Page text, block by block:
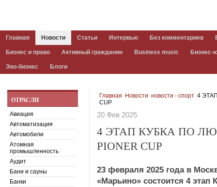
Главная Новости Статьи Интервью Без комментариев
Бизнес и право Активный гражданин Business music Бизнес-
Эко-бизнес Блоги
Главная Новости новости - спорт 4
CUP
20 Фев 2025
4 ЭТАП КУБКА ПО
PIONER CUP
23 февраля 2025 года в
«Марьино» состоится 4
ОТРАСЛИ
Авиация
Автоматизация
Автомобили
Атомная
промышленность
Аудит
Бани и сауны
Банки